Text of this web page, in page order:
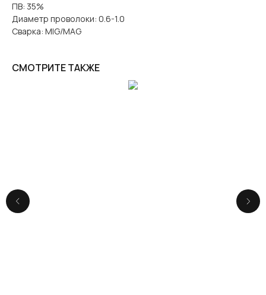
ПВ: 35%
Диаметр проволоки: 0.6-1.0
Сварка: MIG/MAG
СМОТРИТЕ ТАКЖЕ